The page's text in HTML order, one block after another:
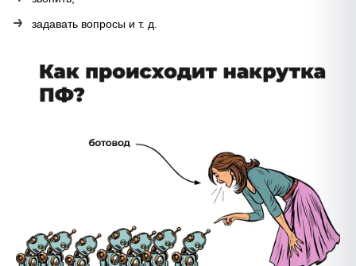
задавать вопросы и т. д.